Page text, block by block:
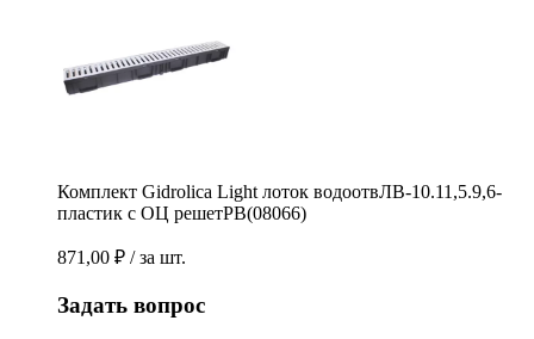
Комплект Gidrolica Light лоток водоотвЛВ-10.11,5.9,6-
пластик с ОЦ решетРВ(08066)
871,00 ₽ / за шт.
Задать вопрос